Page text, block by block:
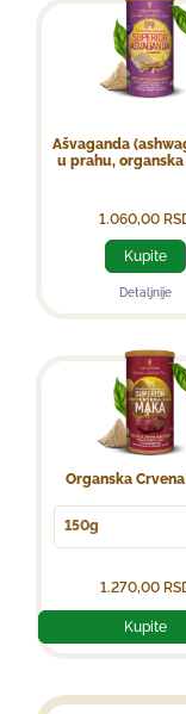
Ašvaganda
u prahu, organska
1.060,00
Kupite
Detaljnije
Organska
150g
1.270,00
Kupite